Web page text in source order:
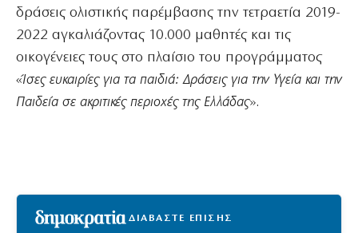
δράσεις ολιστικής παρέμβασης την τετραετία 2019-
2022 αγκαλιάζοντας 10.000 μαθητές και τις
οικογένειες τους στο πλαίσιο του προγράμματος
«Ίσες ευκαιρίες για τα παιδιά: Δράσεις για την Υγεία και την
Παιδεία σε ακριτικές περιοχές της Ελλάδας».
ΔΙΑΒΑΣΤΕ ΕΠΙΣΗΣ